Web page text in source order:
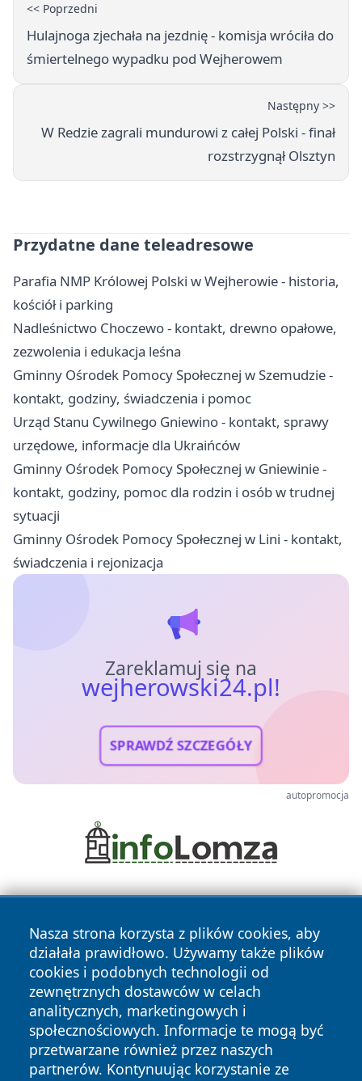
<< Poprzedni
Hulajnoga zjechała na jezdnię - komisja wróciła do
śmiertelnego wypadku pod Wejherowem
Następny >>
W Redzie zagrali mundurowi z całej Polski - finał
rozstrzygnął Olsztyn
Przydatne dane teleadresowe
Parafia NMP Królowej Polski w Wejherowie - historia,
kościół i parking
Nadleśnictwo Choczewo - kontakt, drewno opałowe,
zezwolenia i edukacja leśna
Gminny Ośrodek Pomocy Społecznej w Szemudzie -
kontakt, godziny, świadczenia i pomoc
Urząd Stanu Cywilnego Gniewino - kontakt, sprawy
urzędowe, informacje dla Ukraińców
Gminny Ośrodek Pomocy Społecznej w Gniewinie -
kontakt, godziny, pomoc dla rodzin i osób w trudnej
sytuacji
Gminny Ośrodek Pomocy Społecznej w Lini - kontakt,
świadczenia i rejonizacja
Zareklamuj się na
wejherowski24.pl!
SPRAWDŹ SZCZEGÓŁY
autopromocja
Nasza strona korzysta z plików cookies, aby
działała prawidłowo. Używamy także plików
cookies i podobnych technologii od
zewnętrznych dostawców w celach
analitycznych, marketingowych i
społecznościowych. Informacje te mogą być
przetwarzane również przez naszych
partnerów. Kontynuując korzystanie ze
Copyright © 2026 wejherowski24.pl Wszystkie prawa
zastrzeżone.
Polityka
Polityka